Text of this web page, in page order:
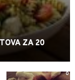
ZA 20
0